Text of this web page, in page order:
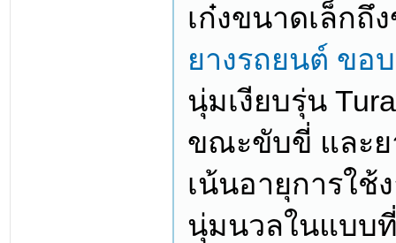
เก๋งขนาดเล็ก
ยางรถยนต์ ขอ
นุ่มเงียบรุ่น
ขณะขับขี่ และย
เน้นอายุการใช้
นุ่มนวลในแบบ